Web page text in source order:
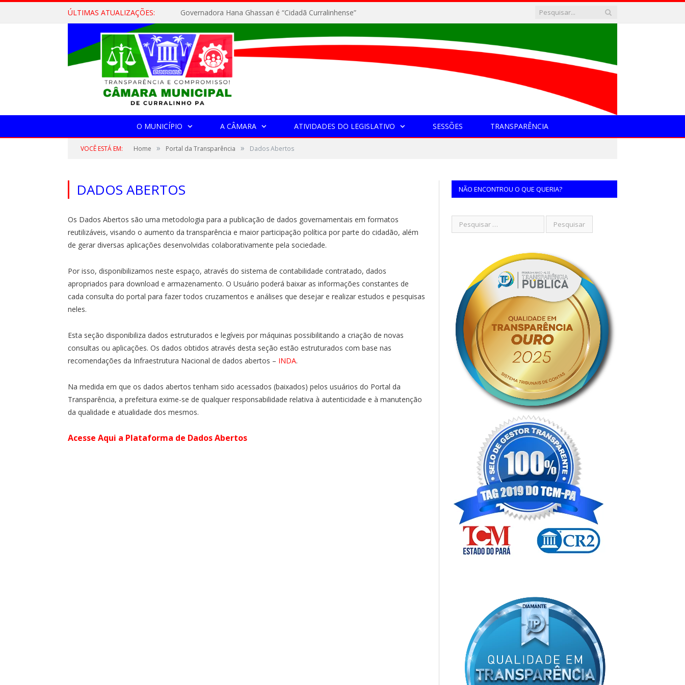
ÚLTIMAS ATUALIZAÇÕES: Governadora Hana Ghassan é “Cidadã Curralinhense”
O MUNICÍPIO A CÂMARA ATIVIDADES DO LEGISLATIVO SESSÕES TRANSPARÊNCIA
VOCÊ ESTÁ EM: Home » Portal da Transparência » Dados Abertos
DADOS ABERTOS
Os Dados Abertos são uma metodologia para a publicação de dados governamentais em formatos
reutilizáveis, visando o aumento da transparência e maior participação política por parte do cidadão, além
de gerar diversas aplicações desenvolvidas colaborativamente pela sociedade.
Por isso, disponibilizamos neste espaço, através do sistema de contabilidade contratado, dados
apropriados para download e armazenamento. O Usuário poderá baixar as informações constantes de
cada consulta do portal para fazer todos cruzamentos e análises que desejar e realizar estudos e pesquisas
neles.
Esta seção disponibiliza dados estruturados e legíveis por máquinas possibilitando a criação de novas
consultas ou aplicações. Os dados obtidos através desta seção estão estruturados com base nas
recomendações da Infraestrutura Nacional de dados abertos – INDA.
Na medida em que os dados abertos tenham sido acessados (baixados) pelos usuários do Portal da
Transparência, a prefeitura exime-se de qualquer responsabilidade relativa à autenticidade e à manutenção
da qualidade e atualidade dos mesmos.
Acesse Aqui a Plataforma de DadosAbertos
NÃO ENCONTROU O QUE QUERIA?